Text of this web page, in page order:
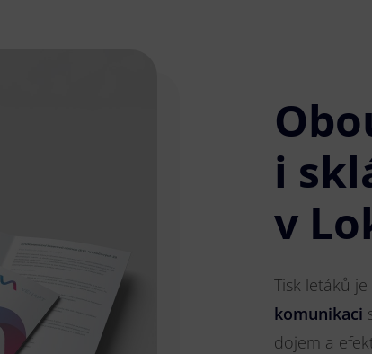
i
v
Tisk letáků
komunikaci
dojem a